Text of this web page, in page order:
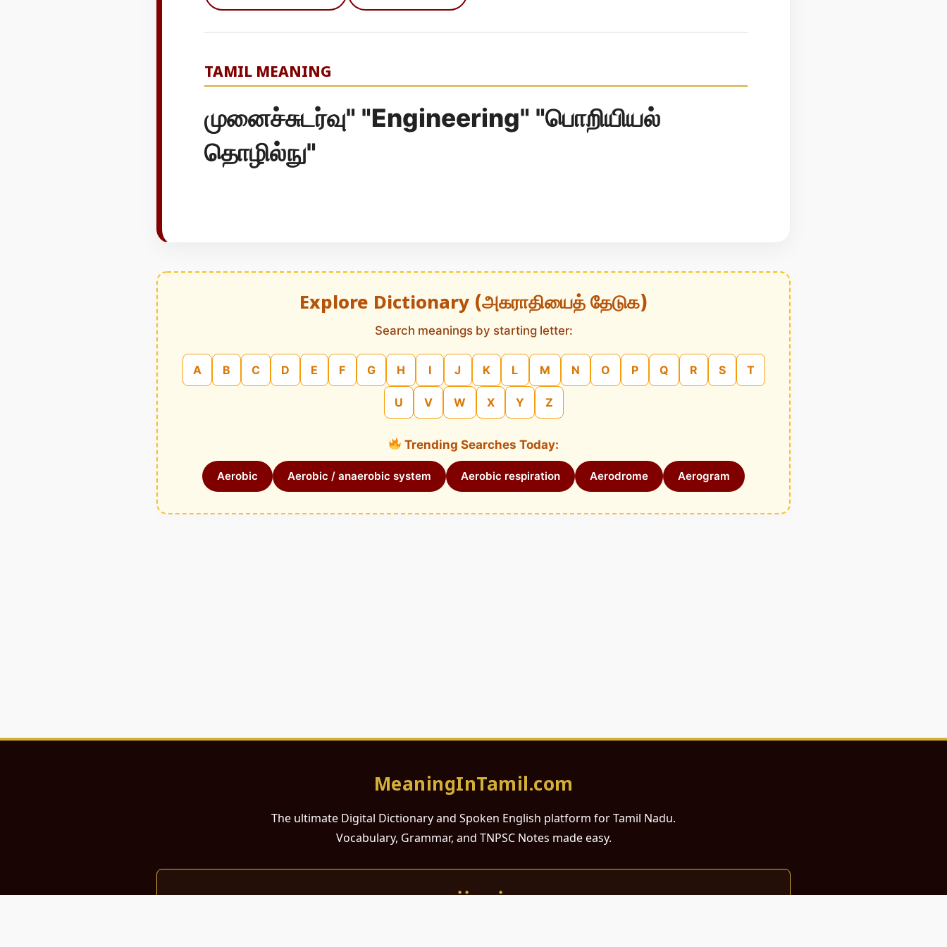
TAMIL MEANING
முனைச்சுடர்வு" "Engineering" "பொறியியல்
தொழில்நு"
Explore Dictionary (அகராதியைத் தேடுக)
Search meanings by starting letter:
A B C D E F G H I J K L M N O P Q R S T
U V W X Y Z
Trending Searches Today:
Aerobic Aerobic / anaerobic system Aerobic respiration Aerodrome Aerogram
MeaningInTamil.com
The ultimate Digital Dictionary and Spoken English platform for Tamil Nadu.
Vocabulary, Grammar, and TNPSC Notes made easy.
சமர்ப்பணம்